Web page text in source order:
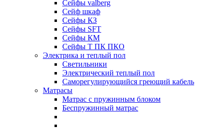
Сейфы valberg
Сейф шкаф
Сейфы КЗ
Сейфы SFT
Сейфы КМ
Сейфы Т ПК ПКО
Электрика и теплый пол
Светильники
Электрический теплый пол
Саморегулирующийся греющий кабель
Матрасы
Матрас с пружинным блоком
Беспружинный матрас